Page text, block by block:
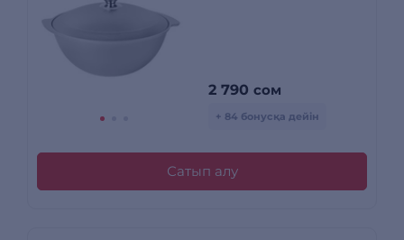
2 790 сом
+ 84 бонусқа дейін
Сатып алу